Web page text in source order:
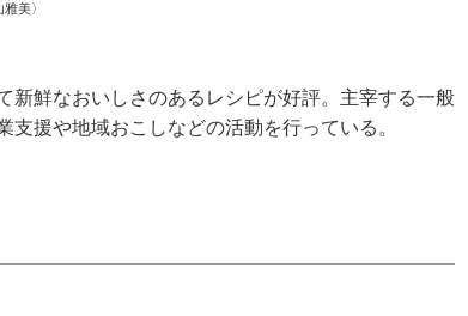
美〉
新鮮なおいしさのあるレシピが好評。主宰する一般
援や地域おこしなどの活動を行っている。